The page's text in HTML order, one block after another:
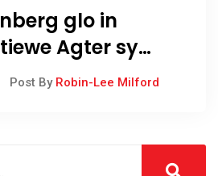
glo in
Agter sy
Post By Robin-Lee Milford